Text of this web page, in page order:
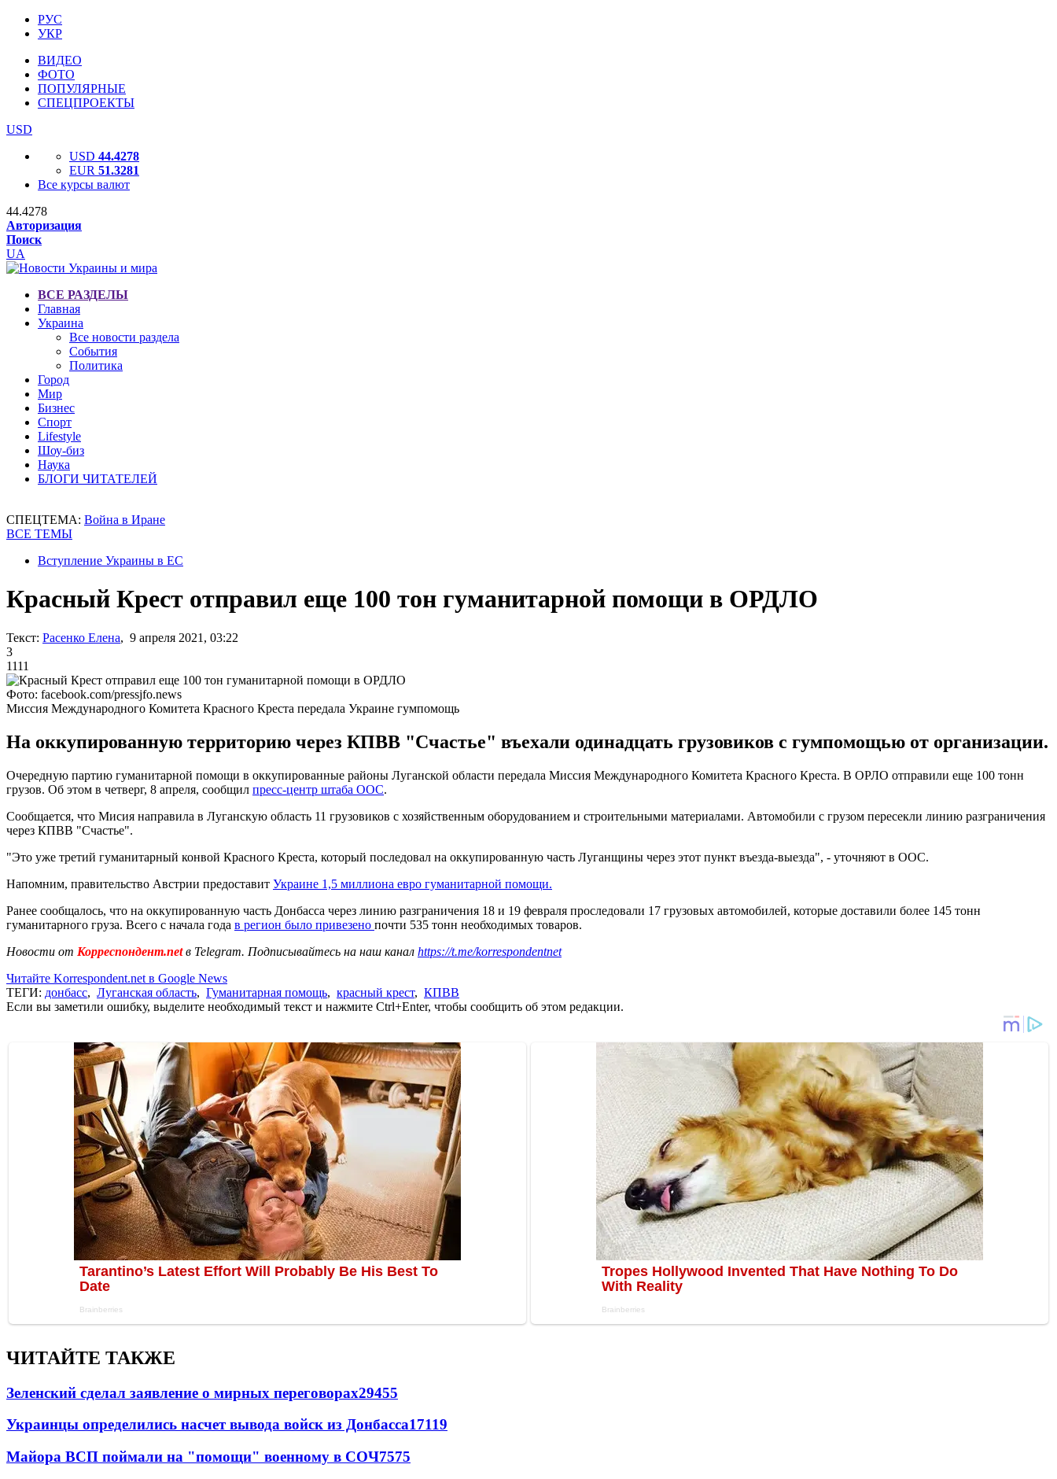
РУС
УКР
ВИДЕО
ФОТО
ПОПУЛЯРНЫЕ
СПЕЦПРОЕКТЫ
USD
USD 44.4278
EUR 51.3281
Все курсы валют
44.4278
Авторизация
Поиск
UA
ВСЕ РАЗДЕЛЫ
Главная
Украина
Все новости раздела
События
Политика
Город
Мир
Бизнес
Спорт
Lifestyle
Шоу-биз
Наука
БЛОГИ ЧИТАТЕЛЕЙ
СПЕЦТЕМА: Война в Иране
ВСЕ ТЕМЫ
Вступление Украины в ЕС
Красный Крест отправил еще 100 тон гуманитарной помощи в ОРДЛО
Текст: Расенко Елена, 9 апреля 2021, 03:22
3
1111
Фото: facebook.com/pressjfo.news
Миссия Международного Комитета Красного Креста передала Украине гумпомощь
На оккупированную территорию через КПВВ "Счастье" въехали одинадцать грузовиков с гумпомощью от организации.
Очередную партию гуманитарной помощи в оккупированные районы Луганской области передала Миссия Международного Комитета Красного Креста. В ОРЛО отправили еще 100 тонн
грузов. Об этом в четверг, 8 апреля, сообщил пресс-центр штаба ООС.
Сообщается, что Мисия направила в Луганскую область 11 грузовиков с хозяйственным оборудованием и строительными материалами. Автомобили с грузом пересекли линию разграничения
через КПВВ "Счастье".
"Это уже третий гуманитарный конвой Красного Креста, который последовал на оккупированную часть Луганщины через этот пункт въезда-выезда", - уточняют в ООС.
Напомним, правительство Австрии предоставит Украине 1,5 миллиона евро гуманитарной помощи.
Ранее сообщалось, что на оккупированную часть Донбасса через линию разграничения 18 и 19 февраля проследовали 17 грузовых автомобилей, которые доставили более 145 тонн
гуманитарного груза. Всего с начала года в регион было привезено почти 535 тонн необходимых товаров.
Новости от Корреспондент.netв Telegram. Подписывайтесь на наш канал https://t.me/korrespondentnet
Читайте Korrespondent.net в Google News
ТЕГИ: донбасс, Луганская область, Гуманитарная помощь, красный крест, КПВВ
Если вы заметили ошибку, выделите необходимый текст и нажмите Ctrl+Enter, чтобы сообщить об этом редакции.
ЧИТАЙТЕ ТАКЖЕ
Зеленский сделал заявление о мирных переговорах29455
Украинцы определились насчет вывода войск из Донбасса17119
Майора ВСП поймали на "помощи" военному в СОЧ7575